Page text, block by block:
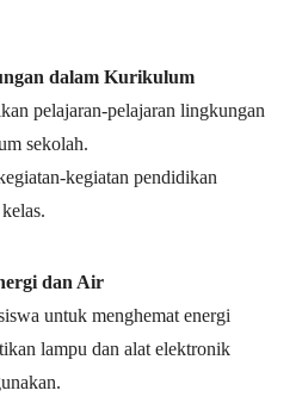
dalam Kurikulum
pelajaran-pelajaran lingkungan
sekolah.
kegiatan pendidikan
dan Air
untuk menghemat energi
lampu dan alat elektronik